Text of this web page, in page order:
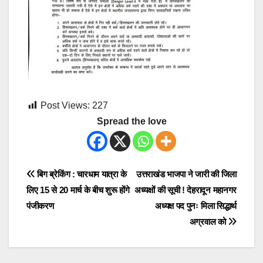
Post Views: 227
Spread the love
Post
navigation
उत्तराखंड भाजपा ने जारी की जिला
अध्यक्षों की सूची ! देहरादून महानगर
अध्यक्ष पद पुनः मिला सिद्धार्थ
अग्रवाल को
बिग ब्रेकिंग : चारधाम यात्रा के
लिए 15 से 20 मार्च के बीच शुरू होंगे
पंजीकरण